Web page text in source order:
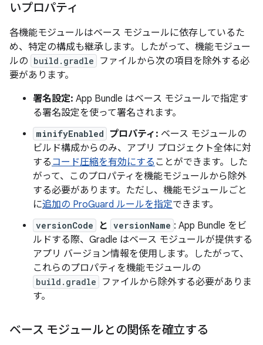
いプロパティ
各機能モジュールはベース モジュールに依存しているた
め、特定の構成も継承します。したがって、機能モジュー
ルの build.gradle
ファイルから次の項目を除外する必
要があります。
署名設定: App Bundle はベース モジュールで指定す
る署名設定を使って署名されます。
minifyEnabled プロパティ: ベース モジュールの
ビルド構成からのみ、アプリ プロジェクト全体に対
する コード圧縮を有効にする ことができます。した
がって、このプロパティを機能モジュールから除外
する必要があります。ただし、機能モジュールごと
に追加の ProGuard ルールを指定できます。
versionCode と versionName : App Bundle をビ
ルドする際、Gradle はベース モジュールが提供する
アプリ バージョン情報を使用します。したがって、
これらのプロパティを機能モジュールの
build.gradle
ファイルから除外する必要がありま
す。
ベース モジュールとの関係を確立する